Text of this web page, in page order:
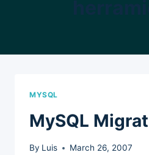
MYSQL
MySQL
By Luis March 26, 2007